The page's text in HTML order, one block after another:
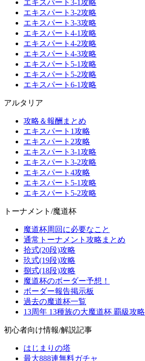
エキスパート3-1攻略
エキスパート3-2攻略
エキスパート3-3攻略
エキスパート4-1攻略
エキスパート4-2攻略
エキスパート4-3攻略
エキスパート5-1攻略
エキスパート5-2攻略
エキスパート6-1攻略
アルタリア
攻略＆報酬まとめ
エキスパート1攻略
エキスパート2攻略
エキスパート3-1攻略
エキスパート3-2攻略
エキスパート4攻略
エキスパート5-1攻略
エキスパート5-2攻略
トーナメント/魔道杯
魔道杯周回に必要なこと
通常トーナメント攻略まとめ
拾式(20段)攻略
玖式(19段)攻略
捌式(18段)攻略
魔道杯のボーダー予想！
ボーダー報告掲示板
過去の魔道杯一覧
13周年 13種族の大魔道杯 覇級攻略
初心者向け情報/解説記事
はじまりの塔
最大888連無料ガチャ